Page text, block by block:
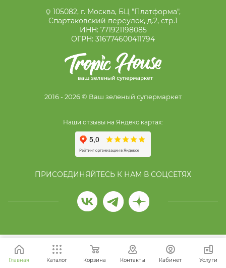
105082, г. Москва, БЦ "Платформа",
Спартаковский переулок, д.2, стр.1
ИНН: 771921198085
ОГРН: 316774600411794
2016 - 2026 © Ваш зеленый супермаркет
Наши отзывы на Яндекс картах:
ПРИСОЕДИНЯЙТЕСЬ К НАМ В СОЦСЕТЯХ
Главная Каталог Корзина Контакты Кабинет Услуги